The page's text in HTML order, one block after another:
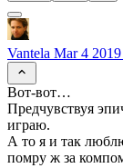
Vantela Mar 4
Вот-вот…
Предчувствуя
играю.
А то я и так
помру ж за